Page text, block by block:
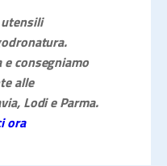
e consegniamo
alle
Lodi e Parma.
ora